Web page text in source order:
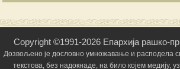
Copyright ©1991-2026 Епархија рашко-
Дозвољено је дословно умножавање и расподела
текстова, без надокнаде, на било којем медију,